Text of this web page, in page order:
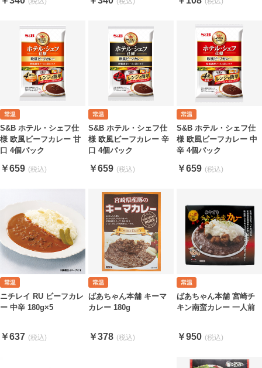
S&B ホテル・シェフ仕
様 欧風ビーフカレー 甘
口 4個パック
￥659
S&B ホテル・シェフ仕
様 欧風ビーフカレー 辛
口 4個パック
￥659
S&B ホテル・シェフ仕
様 欧風ビーフカレー 中
辛 4個パック
￥659
ニチレイ RU ビーフカレ
ー 中辛 180g×5
￥637
ばあちゃん本舗 キーマ
カレー 180g
￥378
ばあちゃん本舗 宮崎チ
キン南蛮カレー 一人前
￥950